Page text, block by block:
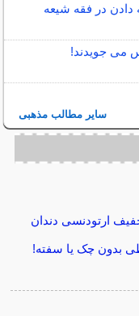
در فقه شیعه
می جویدند!
سایر مطالب مذهبی
تخفیف ارتودنسی دندان
بدون چک یا سفته!